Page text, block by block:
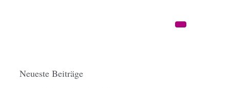
Neueste Beiträge